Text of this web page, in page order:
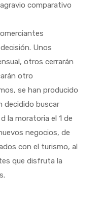
comparativo
Unos
otros cerrarán
otro
se han producido
decidido buscar
la moratoria el 1 de
negocios, de
con el turismo, al
que disfruta la